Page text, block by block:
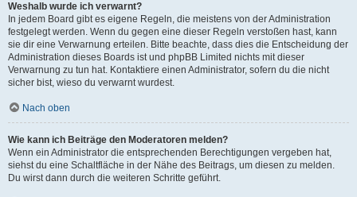
Weshalb wurde ich verwarnt?
In jedem Board gibt es eigene Regeln, die meistens von der Administration
festgelegt werden. Wenn du gegen eine dieser Regeln verstoßen hast, kann
sie dir eine Verwarnung erteilen. Bitte beachte, dass dies die Entscheidung der
Administration dieses Boards ist und phpBB Limited nichts mit dieser
Verwarnung zu tun hat. Kontaktiere einen Administrator, sofern du die nicht
sicher bist, wieso du verwarnt wurdest.
Nach oben
Wie kann ich Beiträge den Moderatoren melden?
Wenn ein Administrator die entsprechenden Berechtigungen vergeben hat,
siehst du eine Schaltfläche in der Nähe des Beitrags, um diesen zu melden.
Du wirst dann durch die weiteren Schritte geführt.